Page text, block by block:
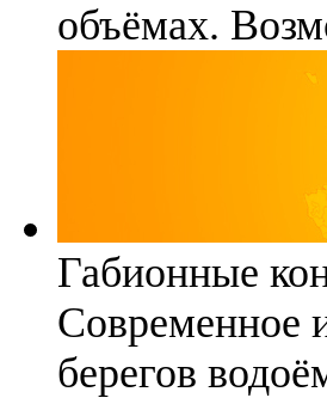
объёмах.
Габионные
Современное
берегов